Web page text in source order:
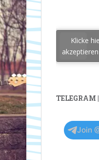
Klicke
TELEGRAM
Join